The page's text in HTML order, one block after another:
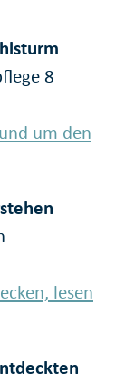
8
um den
lesen